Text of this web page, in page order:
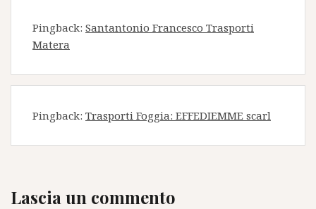
Pingback: Santantonio Francesco Trasporti
Matera
Pingback: Trasporti Foggia: EFFEDIEMME scarl
Lascia un commento